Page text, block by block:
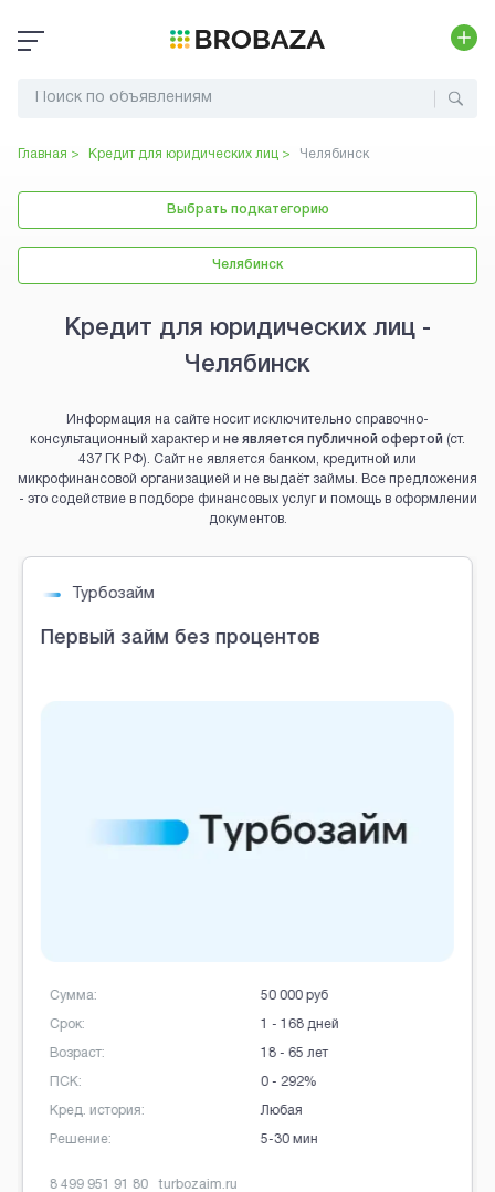
Главная > Кредит для юридических лиц > Челябинск
Выбрать подкатегорию
Челябинск
Кредит для юридических лиц -
Челябинск
Информация на сайте носит исключительно справочно-
консультационный характер и не является публичной офертой (ст.
437 ГК РФ). Сайт не является банком, кредитной или
микрофинансовой организацией и не выдаёт займы. Все предложения
- это содействие в подборе финансовых услуг и помощь в оформлении
документов.
Brobaza - VIP-объявления
Турбозайм
Первый займ без процентов
Сумма:
Срок:
Возраст:
ПСК:
Кред. история:
Решение:
50 000 руб
1 - 168 дней
18 - 65 лет
0 - 292%
Любая
5-30 мин
8 499 951 91 80 turbozaim.ru